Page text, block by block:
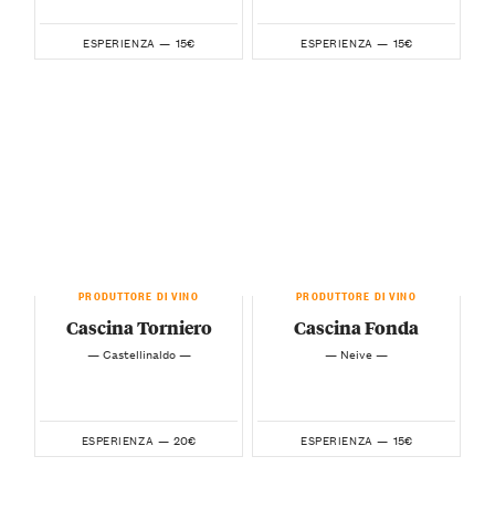
ESPERIENZA — 15€ ESPERIENZA — 15€
PRODUTTORE DI VINO
Cascina Torniero
— Castellinaldo —
ESPERIENZA — 20€
PRODUTTORE DI VINO
Cascina Fonda
— Neive —
ESPERIENZA — 15€